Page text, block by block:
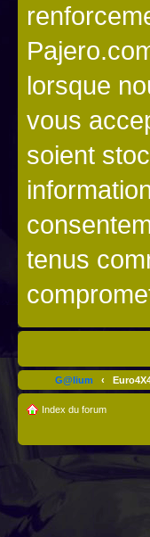
lorsque
vous
soient
tenus
G@lium ‹
Index du forum